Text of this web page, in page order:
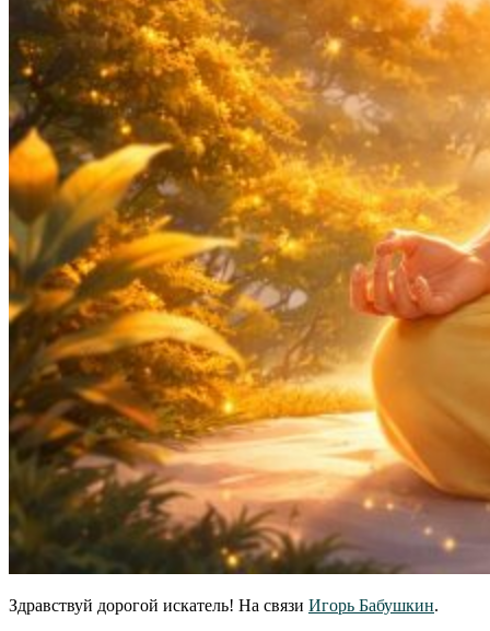
Здравствуй дорогой искатель! На связи Игорь Бабушкин.